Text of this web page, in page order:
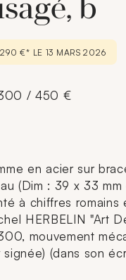
b
€* LE 13 MARS 2026
/ 450 €
en acier sur
(Dim : 39 x 33 mm
à chiffres romains
HERBELIN "Art
mouvement
(dans son